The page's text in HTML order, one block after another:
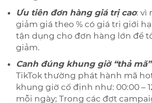
Ưu tiên đơn hàng giá trị cao: vì
giảm giá theo % có giá trị giới
tận dụng cho đơn hàng lớn để
giảm.
Canh đúng khung giờ “thả
TikTok thường phát hành mã
khung giờ cố định như: 00:00 –
mỗi ngày; Trong các đợt